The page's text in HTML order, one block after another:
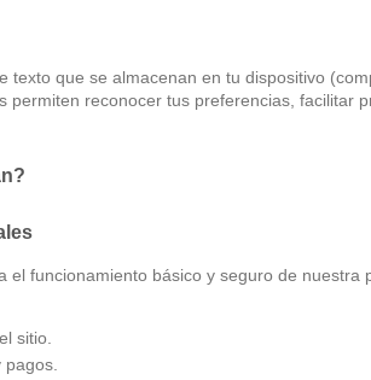
texto que se almacenan en tu dispositivo
permiten reconocer tus preferencias,
el funcionamiento básico y seguro de
sitio.